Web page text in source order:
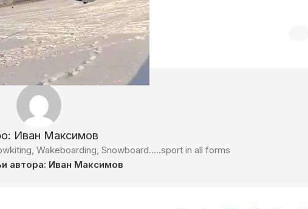
Иван Максимов
Wakeboarding, Snowboard.....sport in all forms
автора: Иван Максимов